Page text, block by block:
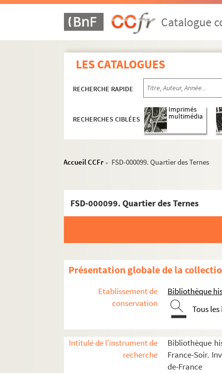
Catalogue
LES CATALOGUES
RECHERCHE RAPIDE
RECHERCHES CIBLÉES
Imprimés
multimédia
Accueil CCFr > FSD-000099. Quartier des Ternes
FSD-000099. Quartier des Ternes
Présentation globale de la
Etablissement de
conservation
Bibliothèque
Tous
Intitulé de l'instrument de
recherche
Bibliothèque
France-Soir.
de-France
Vues aériennes et panoramas
1er arrondissement
4e arrondissement
5e arrondissement
6e arrondissement
7e arrondissement
8e arrondissement
10e arrondissement
11e arrondissement